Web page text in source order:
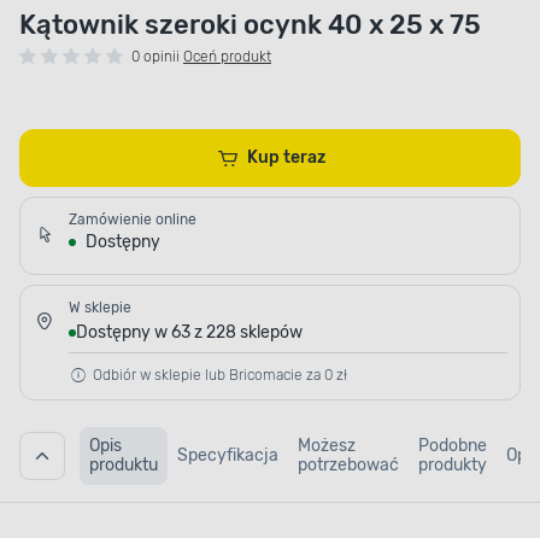
Kątownik szeroki ocynk 40 x 25 x 75
0 opinii Oceń produkt
Kup teraz
Zamówienie online
Dostępny
W sklepie
Dostępny w 63 z 228 sklepów
Odbiór w sklepie lub Bricomacie za 0 zł
Opis
produktu
Specyfikacja
Możesz
potrzebować
Podobne
produkty